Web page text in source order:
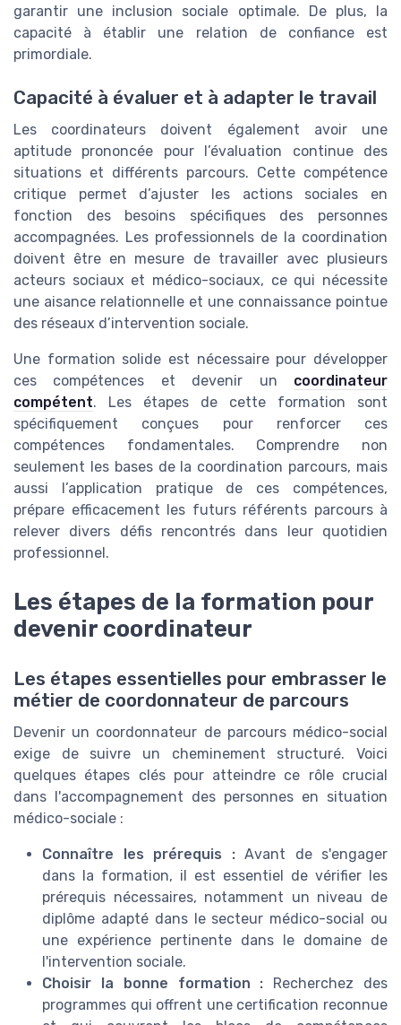
garantir une inclusion sociale optimale. De plus, la
capacité à établir une relation de confiance est
primordiale.
Capacité à évaluer et à adapter le travail
Les coordinateurs doivent également avoir une
aptitude prononcée pour l’évaluation continue des
situations et différents parcours. Cette compétence
critique permet d’ajuster les actions sociales en
fonction des besoins spécifiques des personnes
accompagnées. Les professionnels de la coordination
doivent être en mesure de travailler avec plusieurs
acteurs sociaux et médico-sociaux, ce qui nécessite
une aisance relationnelle et une connaissance pointue
des réseaux d’intervention sociale.
Une formation solide est nécessaire pour développer
ces compétences et devenir un coordinateur
compétent. Les étapes de cette formation sont
spécifiquement conçues pour renforcer ces
compétences fondamentales. Comprendre non
seulement les bases de la coordination parcours, mais
aussi l’application pratique de ces compétences,
prépare efficacement les futurs référents parcours à
relever divers défis rencontrés dans leur quotidien
professionnel.
Les étapes de la formation pour
devenir coordinateur
Les étapes essentielles pour embrasser le
métier de coordonnateur de parcours
Devenir un coordonnateur de parcours médico-social
exige de suivre un cheminement structuré. Voici
quelques étapes clés pour atteindre ce rôle crucial
dans l'accompagnement des personnes en situation
médico-sociale :
Connaître les prérequis :Avant de s'engager
dans la formation, il est essentiel de vérifier les
prérequis nécessaires, notamment un niveau de
diplôme adapté dans le secteur médico-social ou
une expérience pertinente dans le domaine de
l'intervention sociale.
Choisir la bonne formation : Recherchez des
programmes qui offrent une certification reconnue